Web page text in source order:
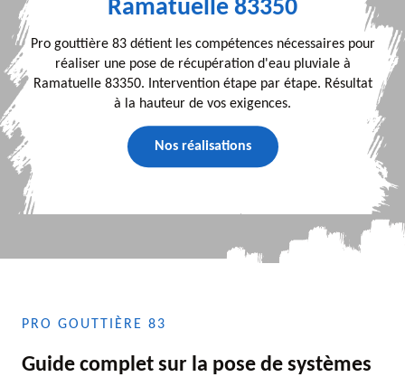
Ramatuelle 83350
Pro gouttière 83 détient les compétences nécessaires pour
réaliser une pose de récupération d'eau pluviale à
Ramatuelle 83350. Intervention étape par étape. Résultat
à la hauteur de vos exigences.
Nos réalisations
PRO GOUTTIÈRE 83
Guide complet sur la pose de systèmes